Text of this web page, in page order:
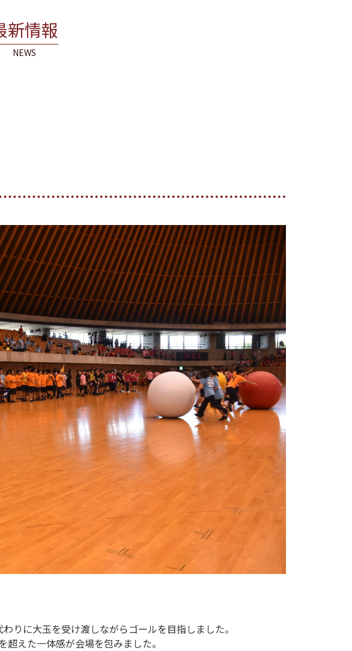
新情報
NEWS
りに大玉を受け渡しながらゴールを目指しました。
えた一体感が会場を包みました。